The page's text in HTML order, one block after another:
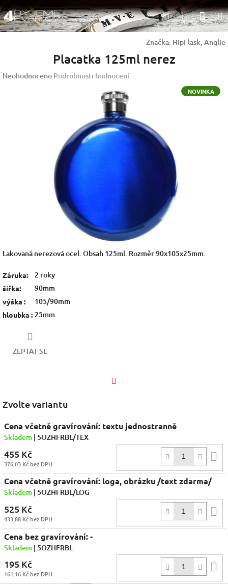
na
obsah
HledatPřihlášení
Značka: HipFlask, Anglie
Placatka 125ml nerez
Průměrné
Neohodnoceno Podrobnosti hodnocení
NOVINKA
Lakovaná nerezová ocel. Obsah 125ml. Rozměr 90x105x25mm.
Záruka: 2 roky
šířka: 90mm
výška : 105/90mm
hloubka : 25mm
ZEPTAT SE
Zvolte variantu
Cena včetně gravírování: textu jednostranně
Skladem | 5OZHFRBL/TEX
455 Kč
376,03 Kč bez DPH
Cena včetně gravírování: loga, obrázku /text zdarma/
Skladem | 5OZHFRBL/LOG
525 Kč
433,88 Kč bez DPH
Cena bez gravírování: -
Skladem | 5OZHFRBL
195 Kč
161,16 Kč bez DPH